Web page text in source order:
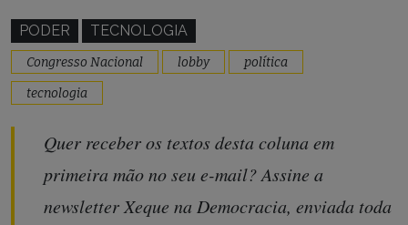
PODER TECNOLOGIA
Congresso Nacional lobby
política
tecnologia
Quer receber os textos desta coluna em
primeira mão no seu e-mail? Assine a
newsletter Xeque na Democracia, enviada toda